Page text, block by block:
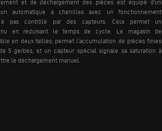
et de déchargement des pièces est équipé d'un
automatique à chenilles avec un fonctionnement
à pas contrôlé par des capteurs. Cela permet un
en réduisant le temps de cycle.
Le magasin de
en deux tailles, permet l'accumulation de pièces finies
5 gerbes, et un capteur spécial signale sa saturation à
le déchargement manuel.